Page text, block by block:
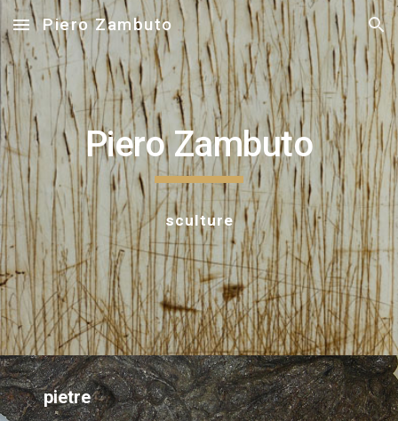
Skip to main content Skip to navigation
Piero Zambuto
Piero Zambuto
sculture
pietre